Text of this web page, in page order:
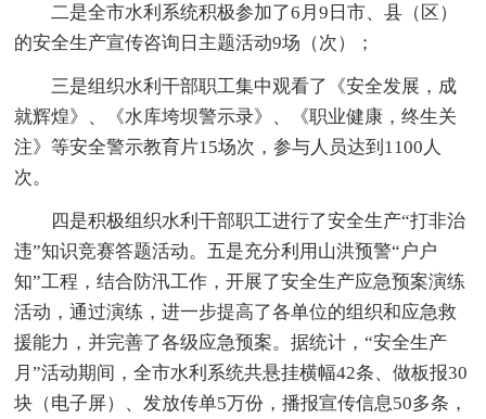
二是全市水利系统积极参加了6月9日市、县（区）
的安全生产宣传咨询日主题活动9场（次）；
三是组织水利干部职工集中观看了《安全发展，成
就辉煌》、《水库垮坝警示录》、《职业健康，终生关
注》等安全警示教育片15场次，参与人员达到1100人
次。
四是积极组织水利干部职工进行了安全生产“打非治
违”知识竞赛答题活动。五是充分利用山洪预警“户户
知”工程，结合防汛工作，开展了安全生产应急预案演练
活动，通过演练，进一步提高了各单位的组织和应急救
援能力，并完善了各级应急预案。据统计，“安全生产
月”活动期间，全市水利系统共悬挂横幅42条、做板报30
块（电子屏）、发放传单5万份，播报宣传信息50多条，